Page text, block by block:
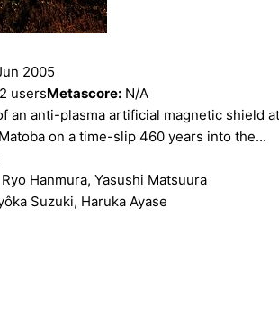
2005
usersMetascore: N/A
an anti-plasma artificial magnetic shield
on a time-slip 460 years into the...
Hanmura, Yasushi Matsuura
Suzuki, Haruka Ayase